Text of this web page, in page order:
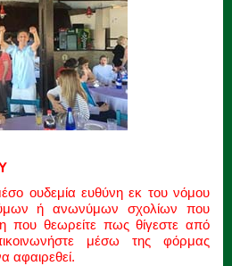
ουδεμία ευθύνη εκ του νόμου
ή ανωνύμων σχολίων που
που θεωρείτε πως θίγεστε από
μέσω της φόρμας
αφαιρεθεί.